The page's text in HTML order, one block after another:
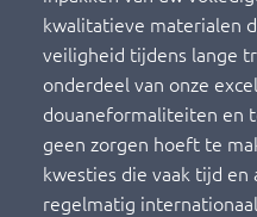
kwalitatieve materialen
veiligheid tijdens lange
onderdeel van onze
douaneformaliteiten en
geen zorgen hoeft te
kwesties die vaak tijd en
regelmatig